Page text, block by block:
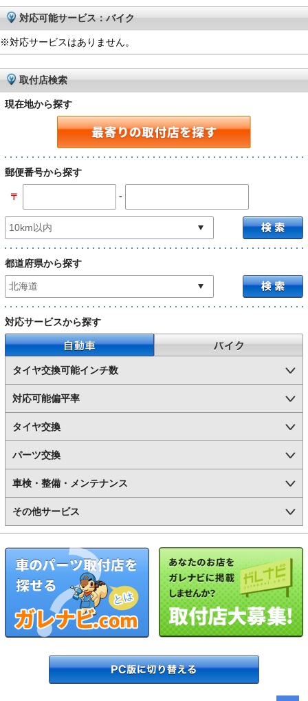
対応可能サービス：バイク
※対応サービスはありません。
取付店検索
現在地から探す
郵便番号から探す
〒 -
都道府県から探す
対応サービスから探す
自動車
バイク
タイヤ交換可能インチ数
対応可能偏平率
タイヤ交換
パーツ交換
車検・整備・メンテナンス
その他サービス